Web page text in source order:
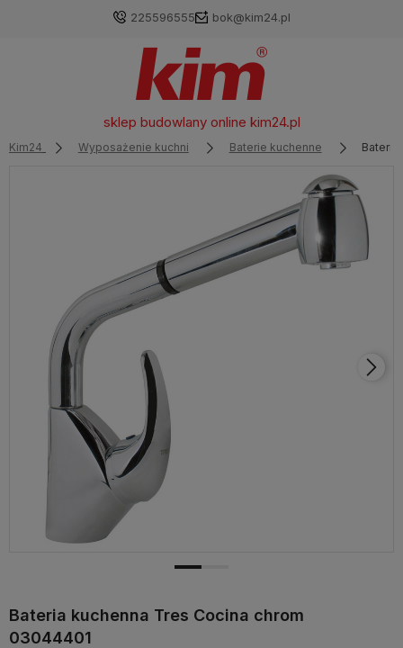
225596555 bok@kim24.pl
sklep budowlany online kim24.pl
Kim24 Wyposażenie kuchni Baterie kuchenne Bateria
Bateria kuchenna Tres Cocina chrom
03044401